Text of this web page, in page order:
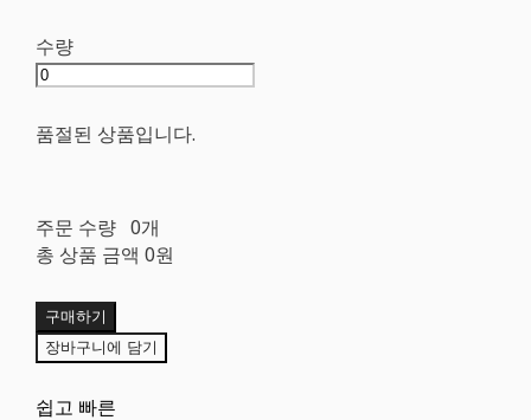
수량
품절된 상품입니다.
주문 수량 0개
총 상품 금액 0원
구매하기
장바구니에 담기
쉽고 빠른